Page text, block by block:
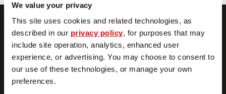
We value your privacy
This site uses cookies and related technologies, as
described in our privacy policy, for purposes that may
include site operation, analytics, enhanced user
experience, or advertising. You may choose to consent to
our use of these technologies, or manage your own
preferences.
Vamos conversar